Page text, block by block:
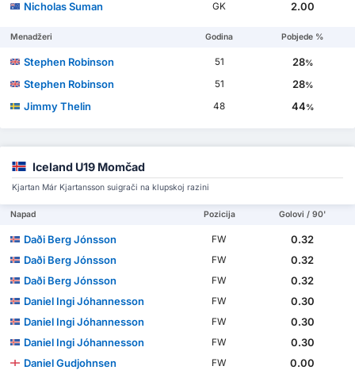
Nicholas Suman
GK 2.00
Menadžeri Godina Pobjede %
Stephen Robinson 51 28%
Stephen Robinson 51 28%
Jimmy Thelin 48 44%
Iceland U19 Momčad
Kjartan Már Kjartansson suigrači na klupskoj razini
Napad Pozicija Golovi / 90'
Daði Berg Jónsson FW
0.32
Daði Berg Jónsson
FW
0.32
Daði Berg Jónsson
FW
0.32
Daniel Ingi Jóhannesson
FW
0.30
Daniel Ingi Jóhannesson
FW
0.30
Daniel Ingi Jóhannesson
FW
0.30
Daniel Gudjohnsen
FW 0.00